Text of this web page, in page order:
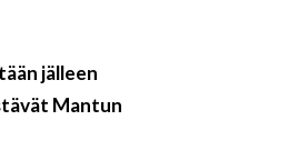
jälleen
Mantun